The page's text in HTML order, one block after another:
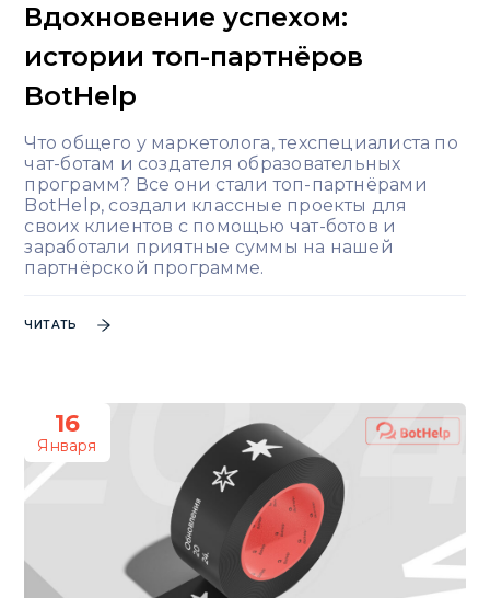
Вдохновение успехом:
истории топ-партнёров
BotHelp
Что общего у маркетолога, техспециалиста по
чат-ботам и создателя образовательных
программ? Все они стали топ-партнёрами
BotHelp, создали классные проекты для
своих клиентов с помощью чат-ботов и
заработали приятные суммы на нашей
партнёрской программе.
ЧИТАТЬ
16
Января